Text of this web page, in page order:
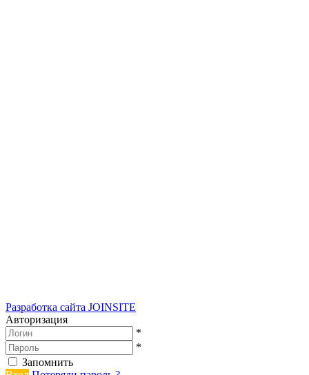
Разработка сайта JOINSITE
Авторизация
*
*
Запомнить